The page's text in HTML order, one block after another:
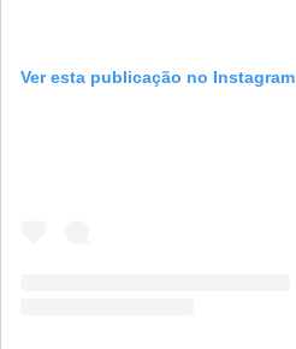
Ver esta publicação no Instagram